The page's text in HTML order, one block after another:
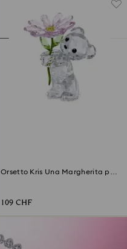
Orsetto Kris Una Margherita per
109 CHF